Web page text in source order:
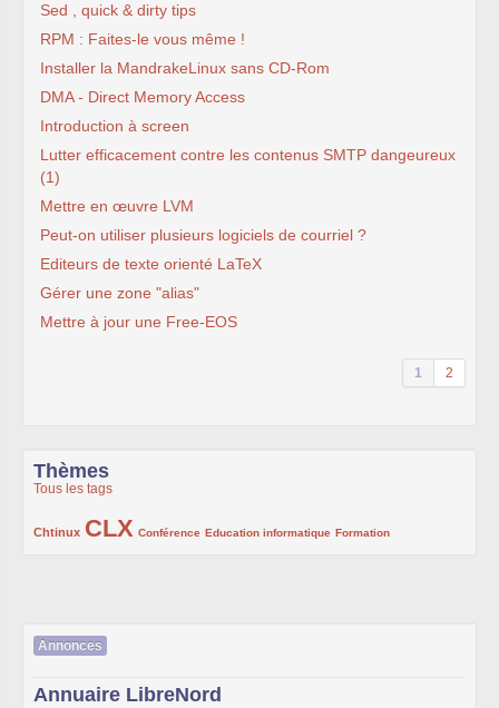
Sed , quick & dirty tips
RPM : Faites-le vous même !
Installer la MandrakeLinux sans CD-Rom
DMA - Direct Memory Access
Introduction à screen
Lutter efficacement contre les contenus SMTP dangeureux
(1)
Mettre en œuvre LVM
Peut-on utiliser plusieurs logiciels de courriel ?
Editeurs de texte orienté LaTeX
Gérer une zone "alias"
Mettre à jour une Free-EOS
1 2
Thèmes
Tous les tags
Chtinux
222/1002CLX
1002/1002 Conférence
132/1002 Education informatique
119/1002 Formation
168/1002
Annonces
Annuaire LibreNord